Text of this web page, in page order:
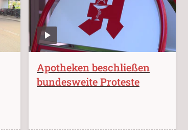
Apotheken beschließen
bundesweite Proteste